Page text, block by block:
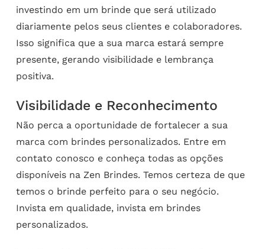
investindo em um brinde que será utilizado
diariamente pelos seus clientes e colaboradores.
Isso significa que a sua marca estará sempre
presente, gerando visibilidade e lembrança
positiva.
Visibilidade e Reconhecimento
Não perca a oportunidade de fortalecer a sua
marca com brindes personalizados. Entre em
contato conosco e conheça todas as opções
disponíveis na Zen Brindes. Temos certeza de que
temos o brinde perfeito para o seu negócio.
Invista em qualidade, invista em brindes
personalizados.